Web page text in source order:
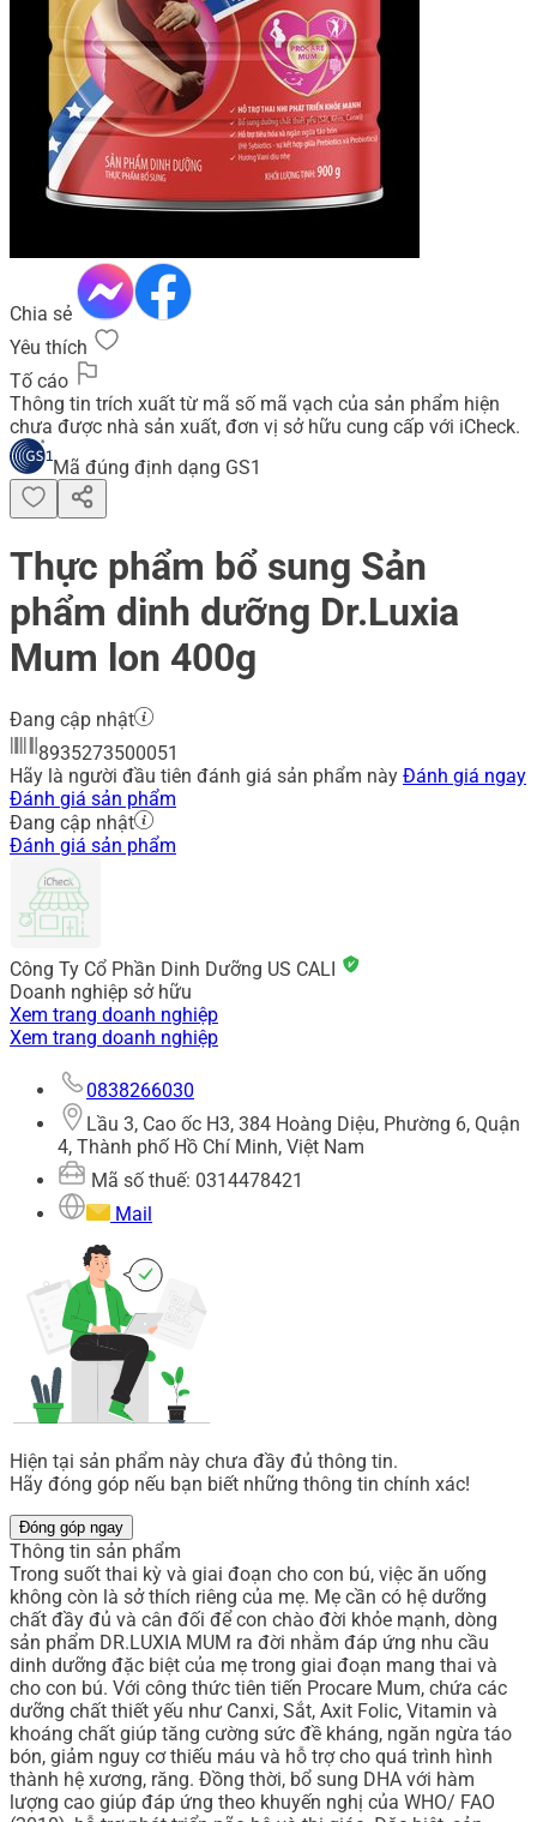
Chia sẻ
Yêu thích
Tố cáo
Thông tin trích xuất từ mã số mã vạch của sản phẩm hiện
chưa được nhà sản xuất, đơn vị sở hữu cung cấp với iCheck.
Mã đúng định dạng GS1
Thực phẩm bổ sung Sản
phẩm dinh dưỡng Dr.Luxia
Mum lon 400g
Đang cập nhật
8935273500051
Hãy là người đầu tiên đánh giá sản phẩm này Đánh giá ngay
Đánh giá sản phẩm
Đang cập nhật
Đánh giá sản phẩm
Công Ty Cổ Phần Dinh Dưỡng US CALI
Doanh nghiệp sở hữu
Xem trang doanh nghiệp
Xem trang doanh nghiệp
0838266030
Lầu 3, Cao ốc H3, 384 Hoàng Diệu, Phường 6, Quận
4, Thành phố Hồ Chí Minh, Việt Nam
Mã số thuế: 0314478421
Mail
Hiện tại sản phẩm này chưa đầy đủ thông tin.
Hãy đóng góp nếu bạn biết những thông tin chính xác!
Đóng góp ngay
Thông tin sản phẩm
Trong suốt thai kỳ và giai đoạn cho con bú, việc ăn uống
không còn là sở thích riêng của mẹ. Mẹ cần có hệ dưỡng
chất đầy đủ và cân đối để con chào đời khỏe mạnh, dòng
sản phẩm DR.LUXIA MUM ra đời nhằm đáp ứng nhu cầu
dinh dưỡng đặc biệt của mẹ trong giai đoạn mang thai và
cho con bú. Với công thức tiên tiến Procare Mum, chứa các
dưỡng chất thiết yếu như Canxi, Sắt, Axit Folic, Vitamin và
khoáng chất giúp tăng cường sức đề kháng, ngăn ngừa táo
bón, giảm nguy cơ thiếu máu và hỗ trợ cho quá trình hình
thành hệ xương, răng. Đồng thời, bổ sung DHA với hàm
lượng cao giúp đáp ứng theo khuyến nghị của WHO/ FAO